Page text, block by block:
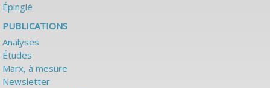
Épinglé
PUBLICATIONS
Analyses
Études
Marx, à mesure
Newsletter